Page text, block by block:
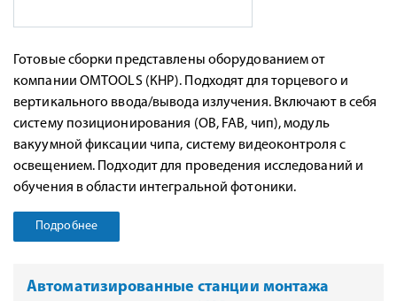
Готовые сборки представлены оборудованием от
компании OMTOOLS (КНР). Подходят для торцевого и
вертикального ввода/вывода излучения. Включают в себя
систему позиционирования (ОВ, FAB, чип), модуль
вакуумной фиксации чипа, систему видеоконтроля с
освещением. Подходит для проведения исследований и
обучения в области интегральной фотоники.
Подробнее
Автоматизированные станции монтажа